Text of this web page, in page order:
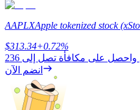
Launchpool
العملات الرقمية الشهيرة
AAPLXApple tokenized stock
$313.34+0.72%
على مكافأة تصل إلى
انضم الآن